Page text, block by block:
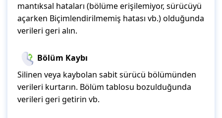
mantıksal hataları (bölüme erişilemiyor, sürücüyü
açarken Biçimlendirilmemiş hatası vb.) olduğunda
verileri geri alın.
Bölüm Kaybı
Silinen veya kaybolan sabit sürücü bölümünden
verileri kurtarın. Bölüm tablosu bozulduğunda
verileri geri getirin vb.